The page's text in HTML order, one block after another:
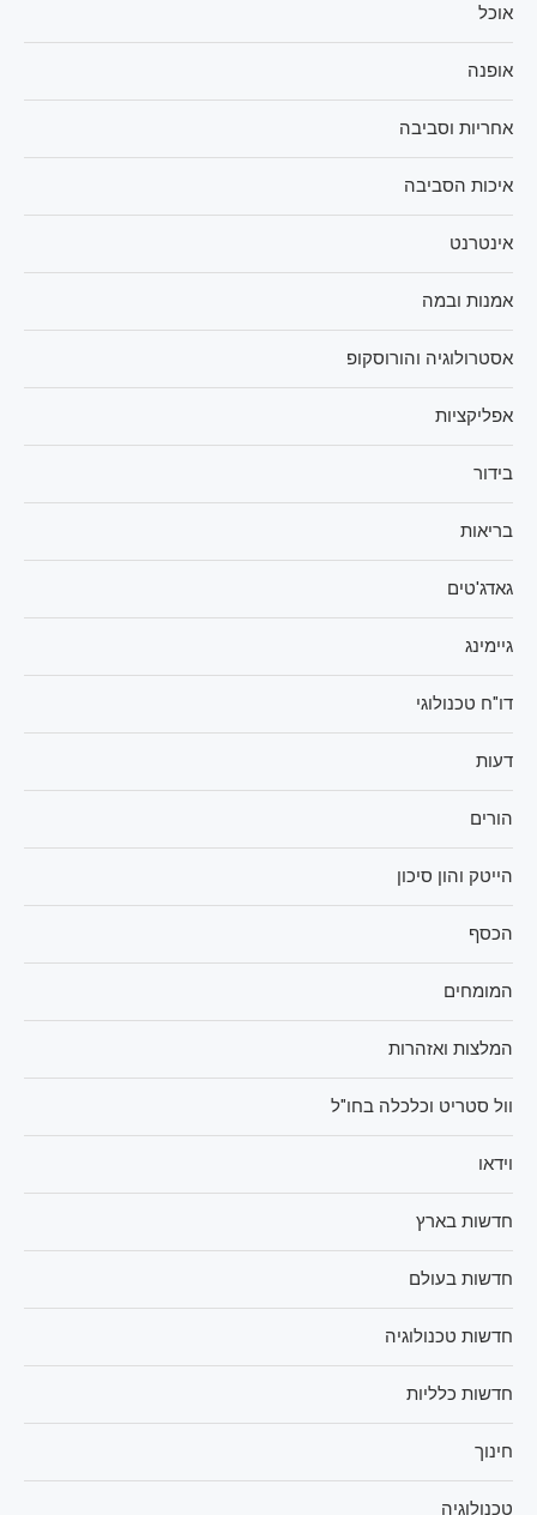
אוכל
אופנה
אחריות וסביבה
איכות הסביבה
אינטרנט
אמנות ובמה
אסטרולוגיה והורוסקופ
אפליקציות
בידור
בריאות
גאדג'טים
גיימינג
דו"ח טכנולוגי
דעות
הורים
הייטק והון סיכון
הכסף
המומחים
המלצות ואזהרות
וול סטריט וכלכלה בחו"ל
וידאו
חדשות בארץ
חדשות בעולם
חדשות טכנולוגיה
חדשות כלליות
חינוך
טכנולוגיה